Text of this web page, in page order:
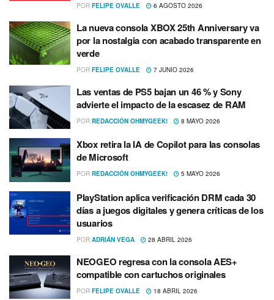
POR FELIPE OVALLE 6 AGOSTO 2026
La nueva consola XBOX 25th Anniversary va
por la nostalgia con acabado transparente en
verde
POR FELIPE OVALLE 7 JUNIO 2026
Las ventas de PS5 bajan un 46 % y Sony
advierte el impacto de la escasez de RAM
POR REDACCIÓN OHMYGEEK! 8 MAYO 2026
Xbox retira la IA de Copilot para las consolas
de Microsoft
POR REDACCIÓN OHMYGEEK! 5 MAYO 2026
PlayStation aplica verificación DRM cada 30
días a juegos digitales y genera críticas de los
usuarios
POR ADRIÁN VEGA 28 ABRIL 2026
NEOGEO regresa con la consola AES+
compatible con cartuchos originales
POR FELIPE OVALLE 18 ABRIL 2026